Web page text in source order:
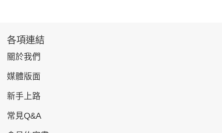
各項連結
關於我們
媒體版面
新手上路
常見Q&A